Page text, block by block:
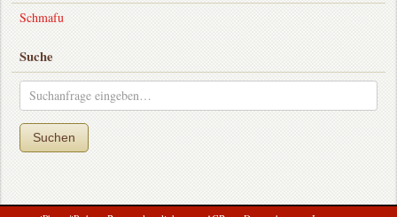
Schmafu
Suche
Suchen